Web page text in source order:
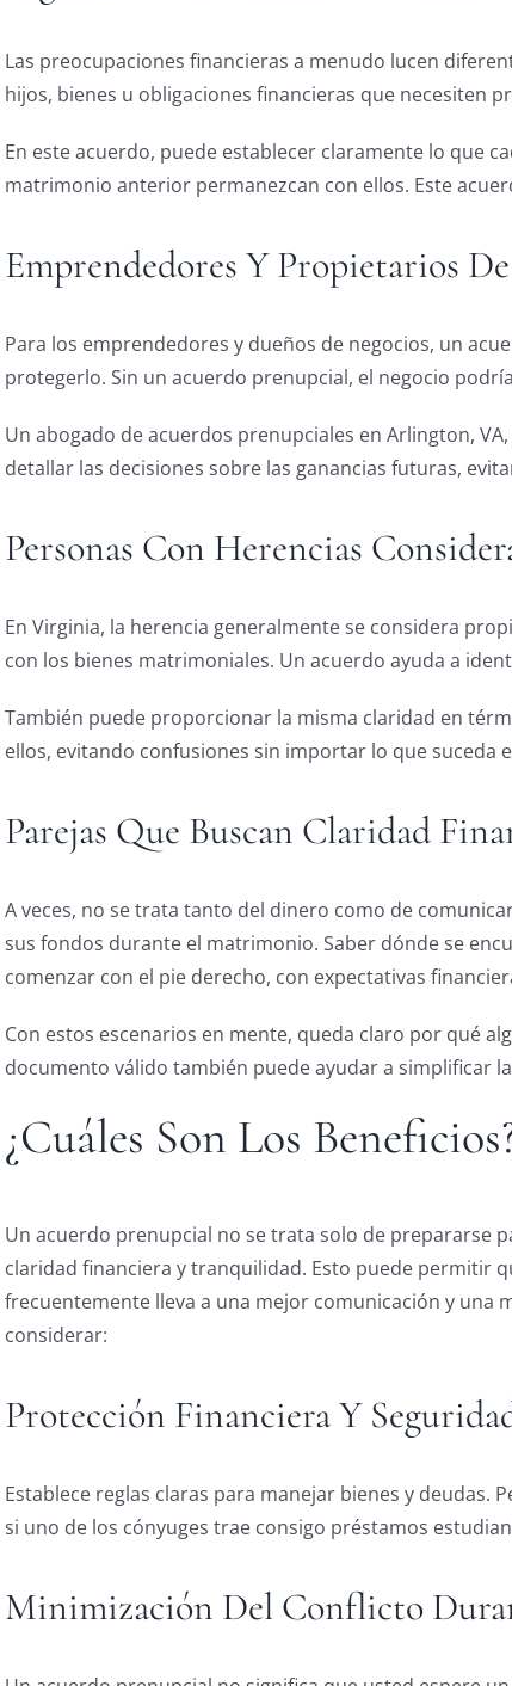
Las preocupaciones financieras a menudo lucen
hijos, bienes u obligaciones financieras que necesiten
En este acuerdo, puede establecer claramente lo que
matrimonio anterior permanezcan con ellos. Este
Emprendedores Y Propietarios
Para los emprendedores y dueños de negocios, un
protegerlo. Sin un acuerdo prenupcial, el negocio
Un abogado de acuerdos prenupciales en Arlington,
detallar las decisiones sobre las ganancias futuras,
Personas Con Herencias
En Virginia, la herencia generalmente se considera
con los bienes matrimoniales. Un acuerdo ayuda a
También puede proporcionar la misma claridad en
ellos, evitando confusiones sin importar lo que suceda
Parejas Que Buscan Claridad
A veces, no se trata tanto del dinero como de
sus fondos durante el matrimonio. Saber dónde se
comenzar con el pie derecho, con expectativas
Con estos escenarios en mente, queda claro por qué
documento válido también puede ayudar a simplificar
¿Cuáles Son Los
Un acuerdo prenupcial no se trata solo de prepararse
claridad financiera y tranquilidad. Esto puede permitir
frecuentemente lleva a una mejor comunicación y una
considerar:
Protección Financiera Y
Establece reglas claras para manejar bienes y
si uno de los cónyuges trae consigo préstamos
Minimización Del Conflicto